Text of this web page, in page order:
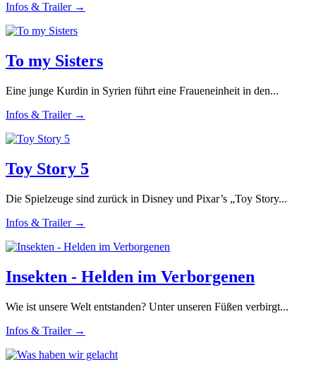
Infos & Trailer →
To my Sisters
Eine junge Kurdin in Syrien führt eine Fraueneinheit in den...
Infos & Trailer →
Toy Story 5
Die Spielzeuge sind zurück in Disney und Pixar’s „Toy Story...
Infos & Trailer →
Insekten - Helden im Verborgenen
Wie ist unsere Welt entstanden? Unter unseren Füßen verbirgt...
Infos & Trailer →